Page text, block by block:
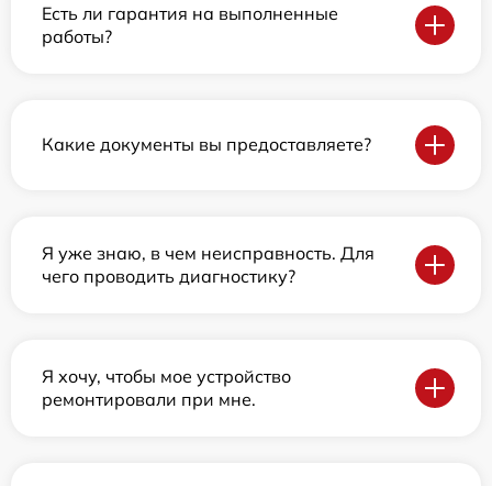
Есть ли гарантия на выполненные
работы?
Какие документы вы предоставляете?
Я уже знаю, в чем неисправность. Для
чего проводить диагностику?
Я хочу, чтобы мое устройство
ремонтировали при мне.